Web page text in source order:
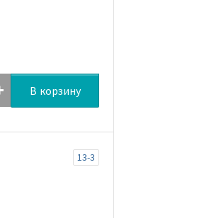
В корзину
13-3